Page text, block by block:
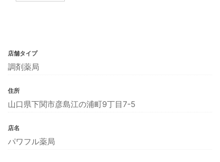
店舗タイプ
調剤薬局
住所
山口県下関市彦島江の浦町9丁目7-5
店名
パワフル薬局